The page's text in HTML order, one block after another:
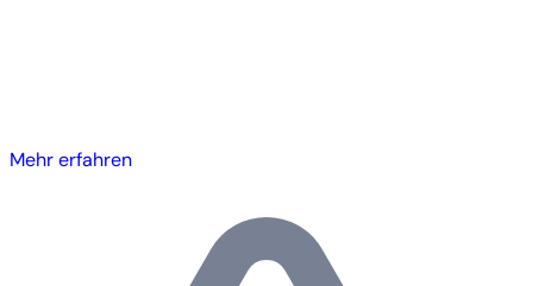
Mehr erfahren